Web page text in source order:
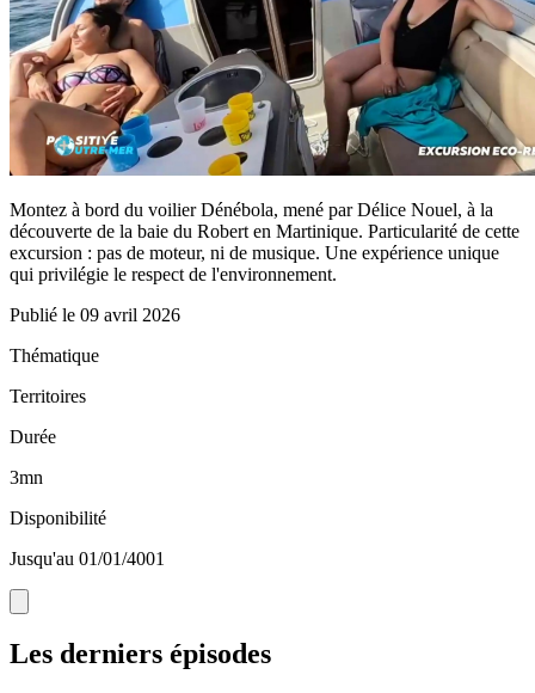
Montez à bord du voilier Dénébola, mené par Délice Nouel, à la
découverte de la baie du Robert en Martinique. Particularité de cette
excursion : pas de moteur, ni de musique. Une expérience unique
qui privilégie le respect de l'environnement.
Publié le 09 avril 2026
Thématique
Territoires
Durée
3mn
Disponibilité
Jusqu'au 01/01/4001
Les derniers épisodes